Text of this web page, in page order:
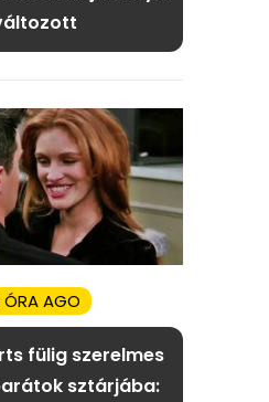
AGO
fülig szerelmes
sztárjába: